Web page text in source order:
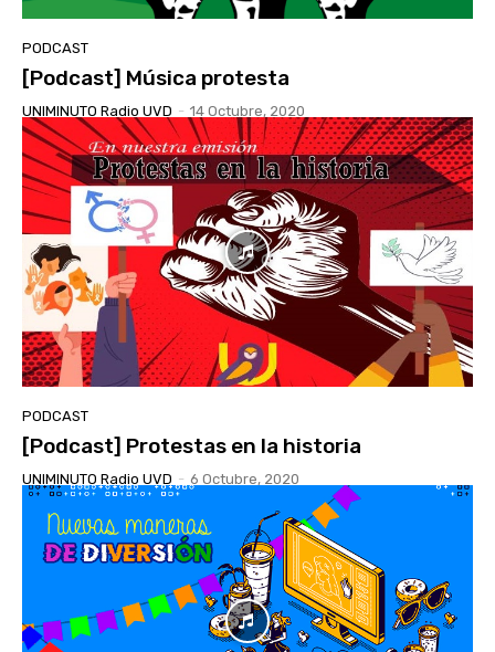
PODCAST
[Podcast] Música protesta
UNIMINUTO Radio UVD - 14 Octubre, 2020
PODCAST
[Podcast] Protestas en la historia
UNIMINUTO Radio UVD - 6 Octubre, 2020